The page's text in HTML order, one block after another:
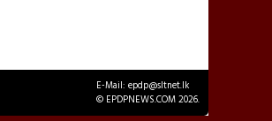
E-Mail: epdp@sltnet.lk
© EPDPNEWS.COM 2026.